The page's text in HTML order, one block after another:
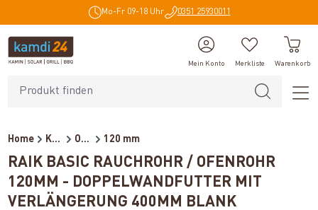
Mo-Fr 09-18 Uhr 0351 25930011
Mein Konto Merkliste Warenkorb
Home Kaminzubehör Ofenrohre für Holzöfen 120 mm
RAIK BASIC RAUCHROHR / OFENROHR
120MM - DOPPELWANDFUTTER MIT
VERLÄNGERUNG 400MM BLANK